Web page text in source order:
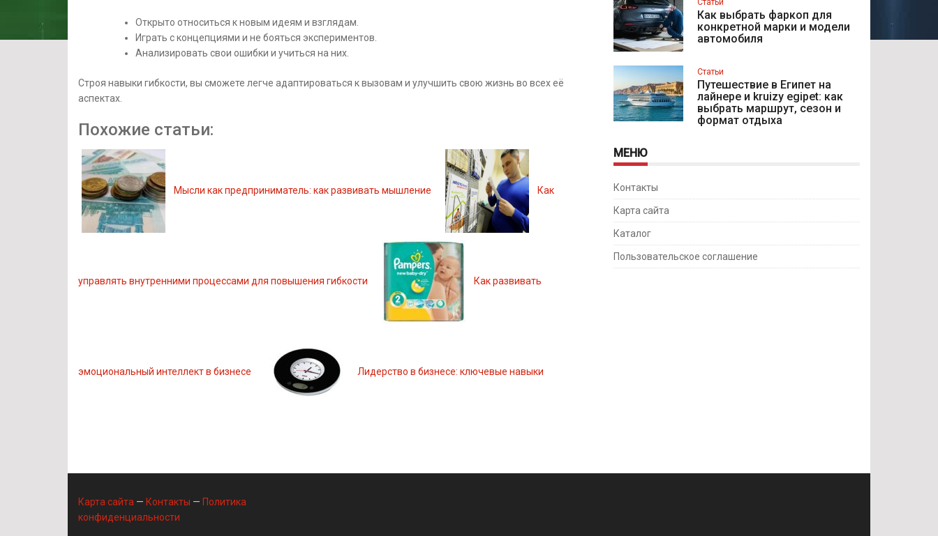
Открыто относиться к новым идеям и взглядам.
Играть с концепциями и не бояться экспериментов.
Анализировать свои ошибки и учиться на них.
Строя навыки гибкости, вы сможете легче адаптироваться к вызовам и улучшить свою жизнь во всех её
аспектах.
Похожие статьи:
Мысли как предприниматель: как развивать мышление Как
управлять внутренними процессами для повышения гибкости Как развивать
эмоциональный интеллект в бизнесе Лидерство в бизнесе: ключевые навыки
Статьи
Как выбрать фаркоп для
конкретной марки и модели
автомобиля
Статьи
Путешествие в Египет на
лайнере и kruizy egipet: как
выбрать маршрут, сезон и
формат отдыха
МЕНЮ
Контакты
Карта сайта
Каталог
Пользовательское соглашение
Карта сайта — Контакты — Политика
конфиденциальности